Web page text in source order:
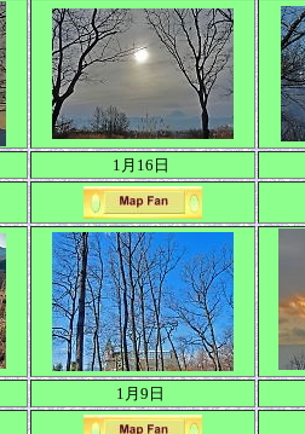
1月16日
1月9日